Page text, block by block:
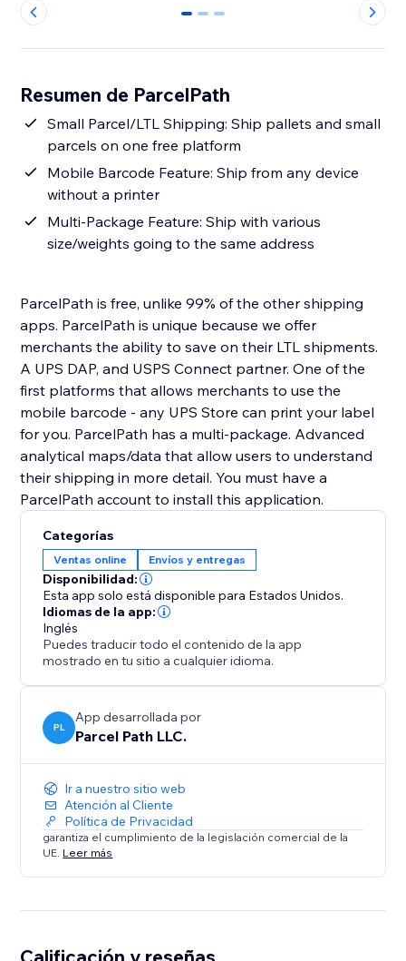
0 1 2
Resumen de ParcelPath
Small Parcel/LTL Shipping: Ship pallets and small
parcels on one free platform
Mobile Barcode Feature: Ship from any device
without a printer
Multi-Package Feature: Ship with various
size/weights going to the same address
ParcelPath is free, unlike 99% of the other shipping
apps. ParcelPath is unique because we offer
merchants the ability to save on their LTL shipments.
A UPS DAP, and USPS Connect partner. One of the
first platforms that allows merchants to use the
mobile barcode - any UPS Store can print your label
for you. ParcelPath has a multi-package. Advanced
analytical maps/data that allow users to understand
their shipping in more detail. You must have a
ParcelPath account to install this application.
Categorías
Ventas online Envíos y entregas
Disponibilidad:
Esta app solo está disponible para Estados Unidos.
Idiomas de la app:
Inglés
Puedes traducir todo el contenido de la app
mostrado en tu sitio a cualquier idioma.
PL
App desarrollada por
Parcel Path LLC.
Ir a nuestro sitio web
Atención al Cliente
Política de Privacidad
garantiza el cumplimiento de la legislación comercial de la
UE. Leer más